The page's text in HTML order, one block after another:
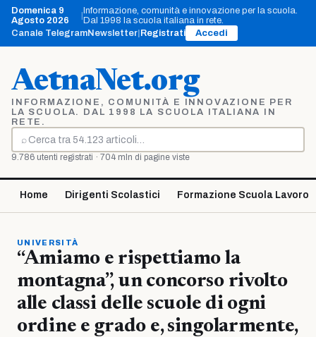
Vai
contenuto
Domenica 9
Agosto 2026
|Informazione, comunità e innovazione per la scuola.
Dal 1998 la scuola italiana in rete.
Canale TelegramNewsletter Registrati Accedi
AetnaNet.org
INFORMAZIONE, COMUNITÀ E INNOVAZIONE PER
LA SCUOLA. DAL 1998 LA SCUOLA ITALIANA IN
RETE.
⌕
Cerca
9.786 utenti registrati · 704 mln di pagine viste
Home Dirigenti Scolastici Formazione Scuola Lavoro
UNIVERSITÀ
“Amiamo e rispettiamo la
montagna”, un concorso rivolto
alle classi delle scuole di ogni
ordine e grado e, singolarmente,